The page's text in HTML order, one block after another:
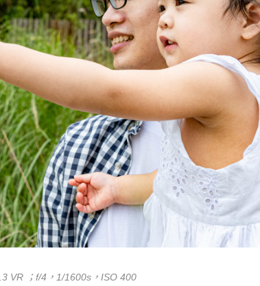
VR ；f/4，1/1600s，ISO 400